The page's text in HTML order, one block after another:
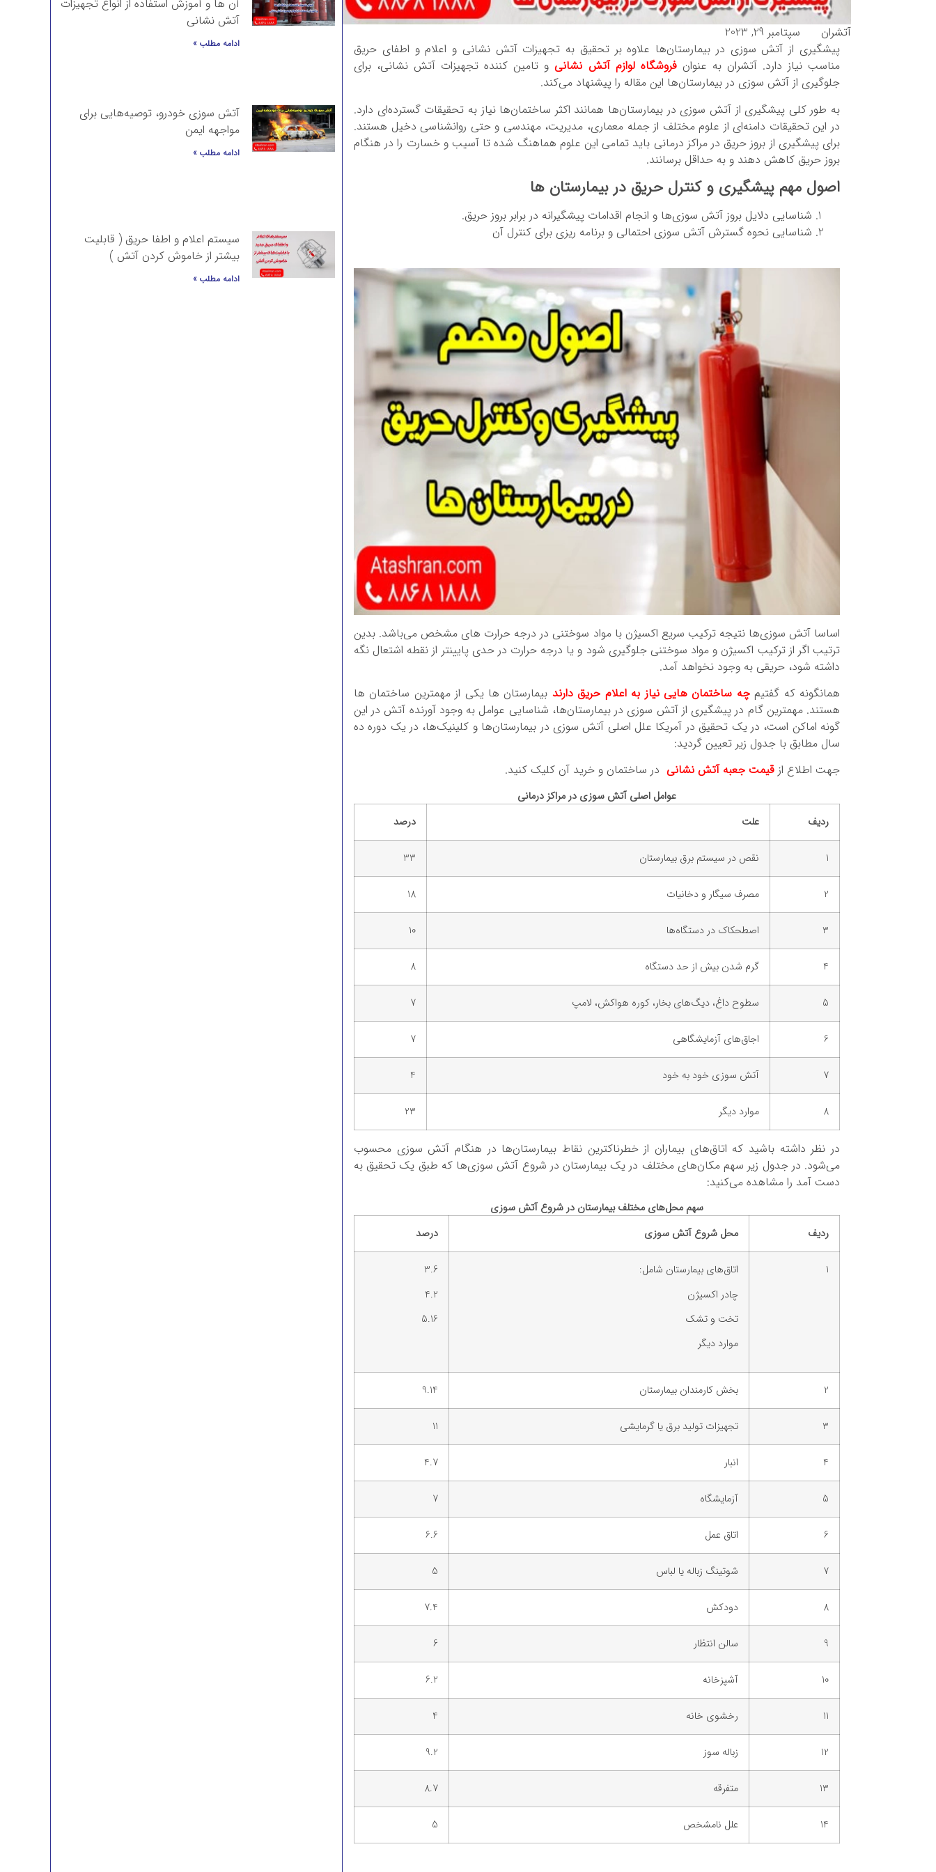
آتشران
سپتامبر 29, 2023
پیشگیری از آتش سوزی در بیمارستان‌ها علاوه بر تحقیق به تجهیزات آتش نشانی و اعلام و اطفای حریق
مناسب نیاز دارد. آتشران به عنوانفروشگاه لوازم آتش نشانیو تامین کننده تجهیزات آتش نشانی، برای
جلوگیری از آتش سوزی در بیمارستان‌ها این مقاله را پیشنهاد می‌کند.
به طور کلی پیشگیری از آتش سوزی در بیمارستان‌ها همانند اکثر ساختمان‌ها نیاز به تحقیقات گسترده‌ای دارد.
در این تحقیقات دامنه‌ای از علوم مختلف از جمله معماری، مدیریت، مهندسی و حتی روانشناسی دخیل هستند.
برای پیشگیری از بروز حریق در مراکز درمانی باید تمامی این علوم هماهنگ شده تا آسیب و خسارت را در هنگام
بروز حریق کاهش دهند و به حداقل برسانند.
اصول مهم پیشگیری و کنترل حریق در بیمارستان‌ ها
شناسایی دلایل بروز آتش سوزی‌ها و انجام اقدامات پیشگیرانه در برابر بروز حریق.
شناسایی نحوه گسترش آتش سوزی احتمالی و برنامه ریزی برای کنترل آن
اساسا آتش سوزی‌ها نتیجه ترکیب سریع اکسیژن با مواد سوختنی در درجه حرارت های مشخص می‌باشد. بدین
ترتیب اگر از ترکیب اکسیژن و مواد سوختنی جلوگیری شود و یا درجه حرارت در حدی پایینتر از نقطه اشتعال نگه
داشته شود، حریقی به وجود نخواهد آمد.
همانگونه که گفتیم چه ساختمان هایی نیاز به اعلام حریق دارند بیمارستان ها یکی از مهمترین ساختمان ها
هستند. مهمترین گام در پیشگیری از آتش سوزی در بیمارستان‌ها، شناسایی عوامل به وجود آورنده آتش در این
گونه اماکن است، در یک تحقیق در آمریکا علل اصلی آتش سوزی در بیمارستان‌ها و کلینیک‌ها، در یک دوره ده
سال مطابق با جدول زیر تعیین گردید:
جهت اطلاع از قیمت جعبه آتش نشانی در ساختمان و خرید آن کلیک کنید.
عوامل اصلی آتش سوزی در مراکز درمانی
ردیف
علت درصد
1 نقص در سیستم برق بیمارستان 33
2 مصرف سیگار و دخانیات 18
3 اصطحکاک در دستگاه‌ها 10
4 گرم شدن بیش از حد دستگاه 8
5 سطوح داغ، دیگ‌های بخار، کوره هواکش، لامپ 7
6 اجاق‌های آزمایشگاهی 7
7 آتش سوزی خود به خود 4
8 موارد دیگر 23
در نظر داشته باشید که اتاق‌های بیماران از خطرناکترین نقاط بیمارستان‌ها در هنگام آتش سوزی محسوب
می‌شود. در جدول زیر سهم مکان‌های مختلف در یک بیمارستان در شروع آتش سوزی‌ها که طبق یک تحقیق به
دست آمد را مشاهده می‌کنید:
سهم محل‌های مختلف بیمارستان‌ در شروع آتش سوزی
ردیف
محل شروع آتش سوزی درصد
1
اتاق‌های بیمارستان شامل:
چادر اکسیژن
تخت و تشک
موارد دیگر
3.6
4.2
5.16
2 بخش کارمندان بیمارستان 9.14
3 تجهیزات تولید برق یا گرمایشی 11
4 انبار 4.7
5 آزمایشگاه 7
6 اتاق عمل 6.6
7 شوتینگ زباله یا لباس 5
8 دودکش 7.4
9 سالن انتظار 6
10 آشپزخانه 6.2
11 رخشوی خانه 4
12 زباله سوز 9.2
13 متفرقه 8.7
14 علل نامشخص 5
آن ها و آموزش استفاده از انواع تجهیزات
آتش نشانی
ادامه مطلب »
آتش سوزی خودرو، توصیه‌هایی برای
مواجهه ایمن
ادامه مطلب »
سیستم اعلام و اطفا حریق ( قابلیت
بیشتر از خاموش کردن آتش )
ادامه مطلب »